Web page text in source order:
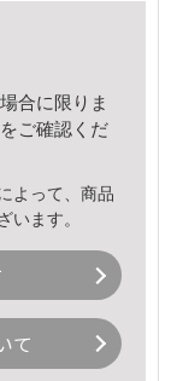
合に限りま
をご確認くだ
よって、商品
います。
て